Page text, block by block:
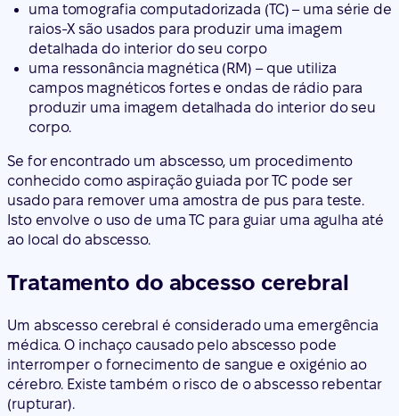
uma tomografia computadorizada (TC) – uma série de
raios-X são usados para produzir uma imagem
detalhada do interior do seu corpo
uma ressonância magnética (RM) – que utiliza
campos magnéticos fortes e ondas de rádio para
produzir uma imagem detalhada do interior do seu
corpo.
Se for encontrado um abscesso, um procedimento
conhecido como aspiração guiada por TC pode ser
usado para remover uma amostra de pus para teste.
Isto envolve o uso de uma TC para guiar uma agulha até
ao local do abscesso.
Tratamento do abcesso cerebral
Um abscesso cerebral é considerado uma emergência
médica. O inchaço causado pelo abscesso pode
interromper o fornecimento de sangue e oxigénio ao
cérebro. Existe também o risco de o abscesso rebentar
(rupturar).